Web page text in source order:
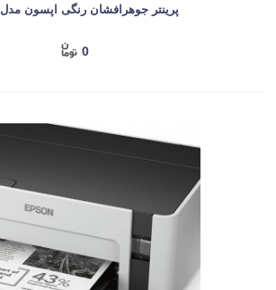
پرینتر جوهرافشان رنگی اپسون مدل L810
0